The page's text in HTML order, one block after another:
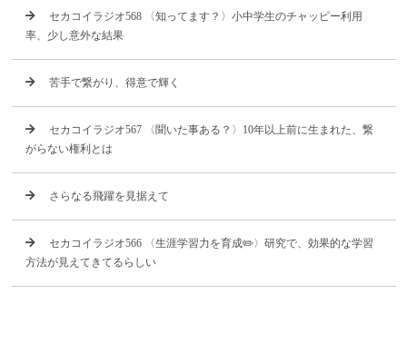
セカコイラジオ568 〈知ってます？〉小中学生のチャッピー利用
率、少し意外な結果
苦手で繋がり、得意で輝く
セカコイラジオ567 〈聞いた事ある？〉10年以上前に生まれた、繋
がらない権利とは
さらなる飛躍を見据えて
セカコイラジオ566 〈生涯学習力を育成✏️〉研究で、効果的な学習
方法が見えてきてるらしい